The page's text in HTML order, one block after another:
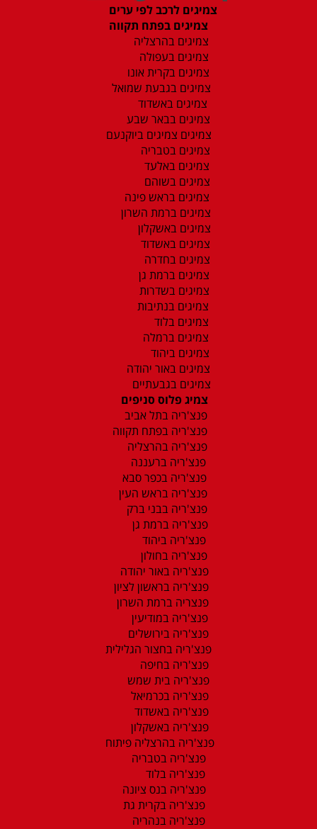
צמיגים לרכב לפי ערים
צמיגים בפתח תקווה
צמיגים בהרצליה
צמיגים בעפולה
צמיגים בקרית אונו
צמיגים בגבעת שמואל
צמיגים באשדוד
צמיגים בבאר שבע
צמיגים צמיגים ביוקנעם
צמיגים בטבריה
צמיגים באלעד
צמיגים בשוהם
צמיגים בראש פינה
צמיגים ברמת השרון
צמיגים באשקלון
צמיגים באשדוד
צמיגים בחדרה
צמיגים ברמת גן
צמיגים בשדרות
צמיגים בנתיבות
צמיגים בלוד
צמיגים ברמלה
צמיגים ביהוד
צמיגים באור יהודה
צמיגים בגבעתיים
צמיג פלוס סניפים
פנצ'ריה בתל אביב
פנצ'ריה בפתח תקווה
פנצ'ריה בהרצליה
פנצ'ריה ברעננה
פנצ'ריה בכפר סבא
פנצ'ריה בראש העין
פנצ'ריה בבני ברק
פנצ'ריה ברמת גן
פנצ'ריה ביהוד
פנצ'ריה בחולון
פנצ'ריה באור יהודה
פנצ'ריה בראשון לציון
פנצריה ברמת השרון
פנצ'ריה במודיעין
פנצ'ריה בירושלים
פנצ'ריה בחצור הגלילית
פנצ'ריה בחיפה
פנצ'ריה בית שמש
פנצ'ריה בכרמיאל
פנצ'ריה באשדוד
פנצ'ריה באשקלון
פנצ'ריה בהרצליה פיתוח
פנצ'ריה בטבריה
פנצ'ריה בלוד
פנצ'ריה בנס ציונה
פנצ'ריה בקרית גת
פנצ'ריה בנהריה